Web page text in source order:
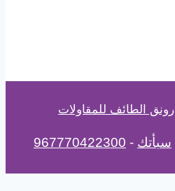
رونق الطائف للمقاولات
سبأتك -
967770422300